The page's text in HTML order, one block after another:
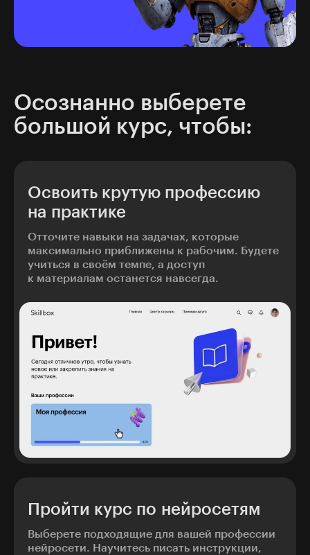
Осознанно выберете
большой курс, чтобы:
Освоить крутую профессию
на практике
Отточите навыки на задачах, которые
максимально приближены к рабочим. Будете
учиться в своём темпе, а доступ
к материалам останется навсегда.
Пройти курс по нейросетям
Выберете подходящие для вашей профессии
нейросети. Научитесь писать инструкции,